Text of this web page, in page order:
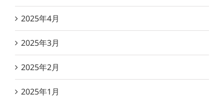
2025年4月
2025年3月
2025年2月
2025年1月